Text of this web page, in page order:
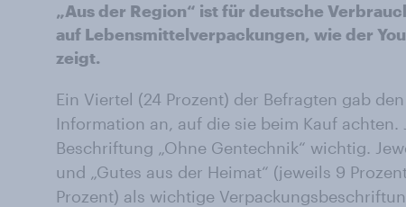
„Aus der Region“ ist für deutsche
auf Lebensmittelverpackungen, wie der
zeigt.
Ein Viertel (24 Prozent) der Befragten gab
Information an, auf die sie beim Kauf achten.
Beschriftung „Ohne Gentechnik“ wichtig.
und „Gutes aus der Heimat“ (jeweils 9
Prozent) als wichtige